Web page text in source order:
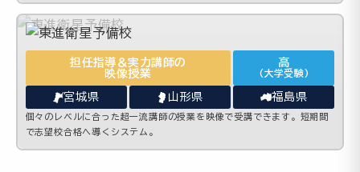
担任指導＆実力講師の
映像授業
高
(大学受験)
宮城県 山形県 福島県
個々のレベルに合った超一流講師の授業を映像で受講できます。短期間
で志望校合格へ導くシステム。